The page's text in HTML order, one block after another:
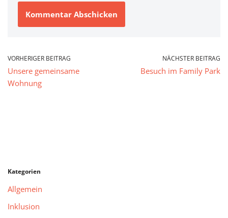
VORHERIGER BEITRAG
Unsere gemeinsame
Wohnung
NÄCHSTER BEITRAG
Besuch im Family Park
Kategorien
Allgemein
Inklusion